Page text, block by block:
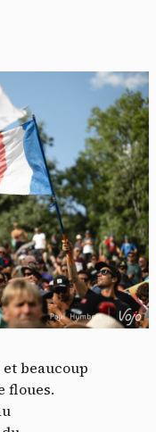
beaucoup
floues.